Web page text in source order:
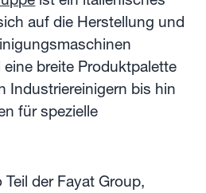
auf die Herstellung und
breite Produktpalette
Industriereinigern bis hin
für spezielle
der Fayat Group,